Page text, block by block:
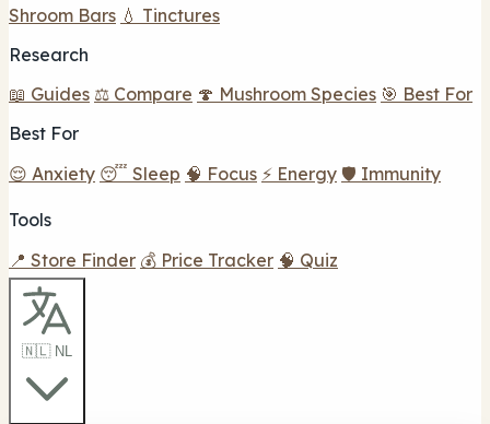
Shroom Bars 💧 Tinctures
Research
📖 Guides ⚖️ Compare 🍄 Mushroom Species 🎯 Best For
Best For
😌 Anxiety 😴 Sleep 🧠 Focus ⚡ Energy 🛡️ Immunity
Tools
📍 Store Finder 💰 Price Tracker 🧠 Quiz
🇳🇱 NL